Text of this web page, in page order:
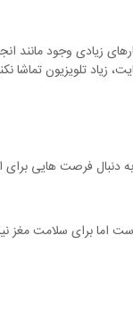
زیادی وجود
زیاد تلویزیون
فرصت هایی برای
برای سلامت مغز